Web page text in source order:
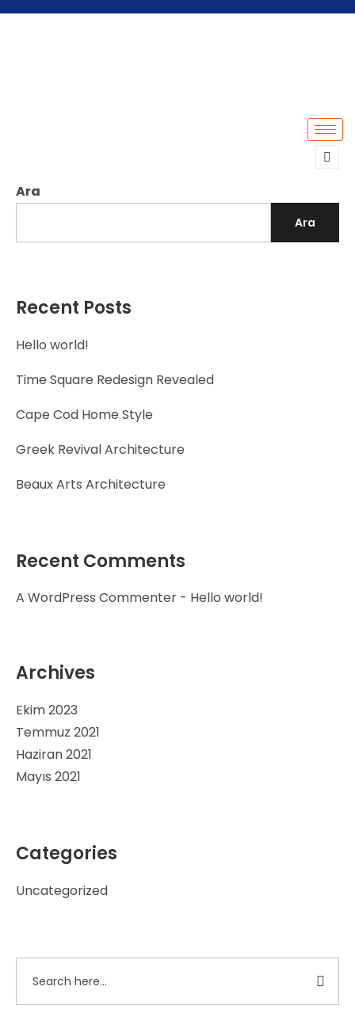
Ara
Ara
Recent Posts
Hello world!
Time Square Redesign Revealed
Cape Cod Home Style
Greek Revival Architecture
Beaux Arts Architecture
Recent Comments
A WordPress Commenter - Hello world!
Archives
Ekim 2023
Temmuz 2021
Haziran 2021
Mayıs 2021
Categories
Uncategorized